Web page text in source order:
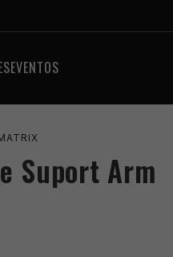
EVENTOS
Suport Arm